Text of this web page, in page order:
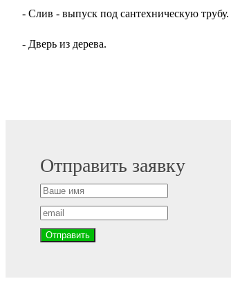
- Слив - выпуск под сантехническую трубу.
- Дверь из дерева.
Отправить заявку